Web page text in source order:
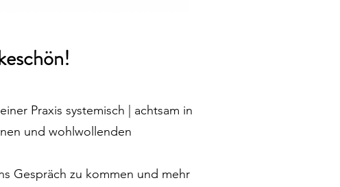
Praxis systemisch | achtsam in
und wohlwollenden
Gespräch zu kommen und mehr